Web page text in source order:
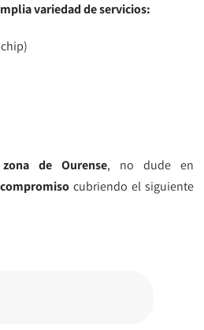
variedad de servicios:
zona de Ourense, no dude en
cubriendo el siguiente